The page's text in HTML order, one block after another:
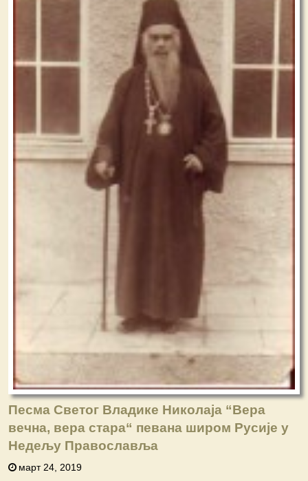
Песма Светог Владике Николаја “Вера
вечна, вера стара“ певана широм Русије у
Недељу Православља
март 24, 2019